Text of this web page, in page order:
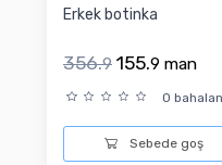
Erkek botinka
356.9 155.9 man
0
Sebede goş